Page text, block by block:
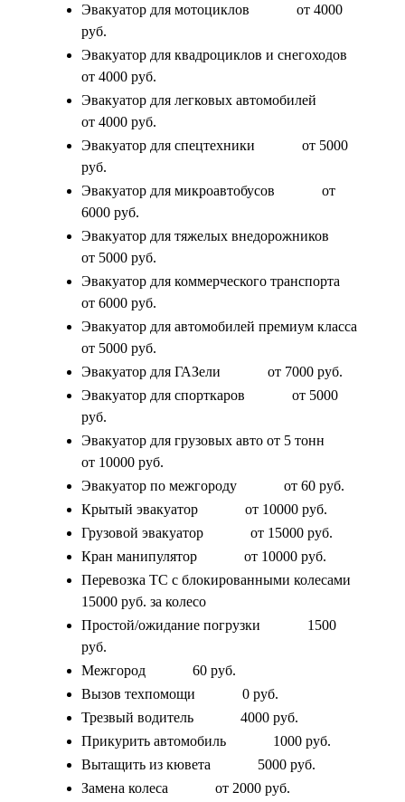
Эвакуатор для мотоциклов
от 4000
руб.
Эвакуатор для квадроциклов и снегоходов
от 4000 руб.
Эвакуатор для легковых автомобилей
от 4000 руб.
Эвакуатор для спецтехники
от 5000
руб.
Эвакуатор для микроавтобусов
от
6000 руб.
Эвакуатор для тяжелых внедорожников
от 5000 руб.
Эвакуатор для коммерческого транспорта
от 6000 руб.
Эвакуатор для автомобилей премиум класса
от 5000 руб.
Эвакуатор для ГАЗели
от 7000 руб.
Эвакуатор для спорткаров
от 5000
руб.
Эвакуатор для грузовых авто от 5 тонн
от 10000 руб.
Эвакуатор по межгороду
от 60 руб.
Крытый эвакуатор
от 10000 руб.
Грузовой эвакуатор
от 15000 руб.
Кран манипулятор
от 10000 руб.
Перевозка ТС с блокированными колесами
15000 руб. за колесо
Простой/ожидание погрузки
1500
руб.
Межгород
60 руб.
Вызов техпомощи
0 руб.
Трезвый водитель
4000 руб.
Прикурить автомобиль
1000 руб.
Вытащить из кювета
5000 руб.
Замена колеса
от 2000 руб.